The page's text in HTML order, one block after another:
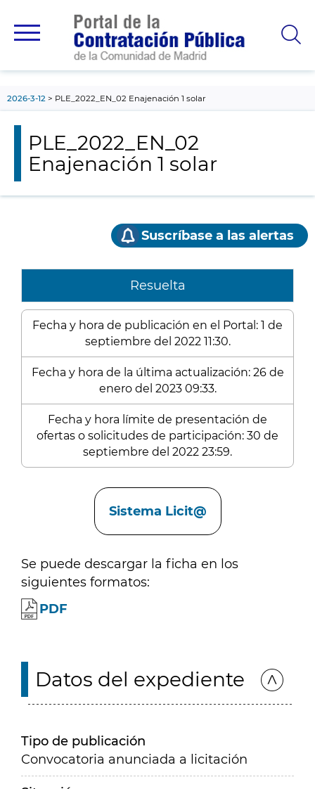
principal
2026-3-12 PLE_2022_EN_02 Enajenación 1 solar
PLE_2022_EN_02
Enajenación 1 solar
Suscríbase a las alertas
Resuelta
Fecha y hora de publicación en el Portal: 1 de
septiembre del 2022 11:30.
Fecha y hora de la última actualización: 26 de
enero del 2023 09:33.
Fecha y hora límite de presentación de
ofertas o solicitudes de participación: 30 de
septiembre del 2022 23:59.
Sistema Licit@
Se puede descargar la ficha en los
siguientes formatos:
PDF
Datos del expediente
Tipo de publicación
Convocatoria anunciada a licitación